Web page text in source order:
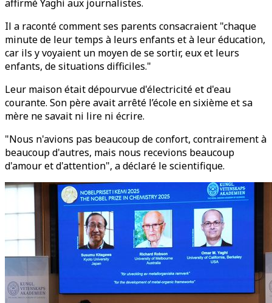
affirmé Yaghi aux journalistes.
Il a raconté comment ses parents consacraient "chaque
minute de leur temps à leurs enfants et à leur éducation,
car ils y voyaient un moyen de se sortir, eux et leurs
enfants, de situations difficiles."
Leur maison était dépourvue d'électricité et d'eau
courante. Son père avait arrêté l’école en sixième et sa
mère ne savait ni lire ni écrire.
"Nous n'avions pas beaucoup de confort, contrairement à
beaucoup d'autres, mais nous recevions beaucoup
d'amour et d'attention", a déclaré le scientifique.